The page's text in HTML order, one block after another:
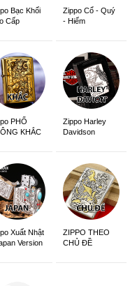
Bạc Khối
Cấp
Zippo Cổ - Quý
- Hiếm
PHỔ
KHẮC
Zippo Harley
Davidson
Xuất Nhật
Version
ZIPPO THEO
CHỦ ĐỀ